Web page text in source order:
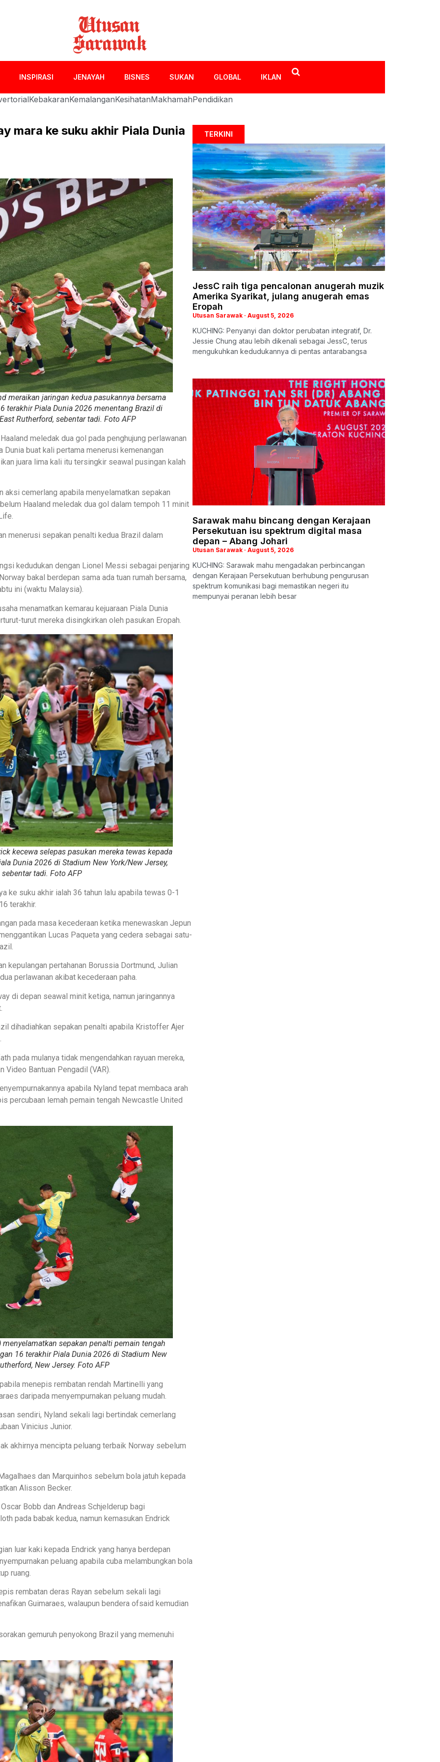
INSPIRASI JENAYAH BISNES SUKAN GLOBAL IKLAN
KebakaranKemalanganKesihatanMakhamahPendidikan
mara ke suku akhir Piala Dunia
meraikan jaringan kedua pasukannya bersama
terakhir Piala Dunia 2026 menentang Brazil di
Rutherford, sebentar tadi. Foto AFP
meledak dua gol pada penghujung perlawanan
buat kali pertama menerusi kemenangan
juara lima kali itu tersingkir seawal pusingan kalah
aksi cemerlang apabila menyelamatkan sepakan
Haaland meledak dua gol dalam tempoh 11 minit
menerusi sepakan penalti kedua Brazil dalam
kedudukan dengan Lionel Messi sebagai penjaring
bakal berdepan sama ada tuan rumah bersama,
ini (waktu Malaysia).
menamatkan kemarau kejuaraan Piala Dunia
turut mereka disingkirkan oleh pasukan Eropah.
kecewa selepas pasukan mereka tewas kepada
Dunia 2026 di Stadium New York/New Jersey,
tadi. Foto AFP
ke suku akhir ialah 36 tahun lalu apabila tewas 0-1
terakhir.
pada masa kecederaan ketika menewaskan Jepun
Lucas Paqueta yang cedera sebagai satu-
kepulangan pertahanan Borussia Dortmund, Julian
perlawanan akibat kecederaan paha.
di depan seawal minit ketiga, namun jaringannya
dihadiahkan sepakan penalti apabila Kristoffer Ajer
pada mulanya tidak mengendahkan rayuan mereka,
Bantuan Pengadil (VAR).
apabila Nyland tepat membaca arah
percubaan lemah pemain tengah Newcastle United
sepakan penalti pemain tengah
16 terakhir Piala Dunia 2026 di Stadium New
New Jersey. Foto AFP
menepis rembatan rendah Martinelli yang
daripada menyempurnakan peluang mudah.
sendiri, Nyland sekali lagi bertindak cemerlang
Vinicius Junior.
akhirnya mencipta peluang terbaik Norway sebelum
dan Marquinhos sebelum bola jatuh kepada
Alisson Becker.
Bobb dan Andreas Schjelderup bagi
pada babak kedua, namun kemasukan Endrick
luar kaki kepada Endrick yang hanya berdepan
peluang apabila cuba melambungkan bola
ruang.
rembatan deras Rayan sebelum sekali lagi
Guimaraes, walaupun bendera ofsaid kemudian
gemuruh penyokong Brazil yang memenuhi
TERKINI
JessC raih tiga pencalonan anugerah muzik
Amerika Syarikat, julang anugerah emas
Eropah
Utusan Sarawak August 5, 2026
KUCHING: Penyanyi dan doktor perubatan integratif, Dr.
Jessie Chung atau lebih dikenali sebagai JessC, terus
mengukuhkan kedudukannya di pentas antarabangsa
Sarawak mahu bincang dengan Kerajaan
Persekutuan isu spektrum digital masa
depan – Abang Johari
Utusan Sarawak August 5, 2026
KUCHING: Sarawak mahu mengadakan perbincangan
dengan Kerajaan Persekutuan berhubung pengurusan
spektrum komunikasi bagi memastikan negeri itu
mempunyai peranan lebih besar